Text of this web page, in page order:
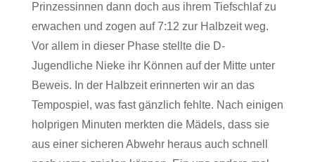
Prinzessinnen dann doch aus ihrem Tiefschlaf zu
erwachen und zogen auf 7:12 zur Halbzeit weg.
Vor allem in dieser Phase stellte die D-
Jugendliche Nieke ihr Können auf der Mitte unter
Beweis. In der Halbzeit erinnerten wir an das
Tempospiel, was fast gänzlich fehlte. Nach einigen
holprigen Minuten merkten die Mädels, dass sie
aus einer sicheren Abwehr heraus auch schnell